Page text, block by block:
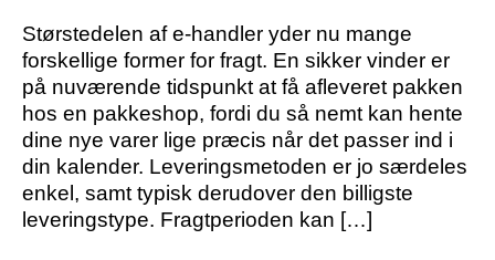
Størstedelen af e-handler yder nu mange
forskellige former for fragt. En sikker vinder er
på nuværende tidspunkt at få afleveret pakken
hos en pakkeshop, fordi du så nemt kan hente
dine nye varer lige præcis når det passer ind i
din kalender. Leveringsmetoden er jo særdeles
enkel, samt typisk derudover den billigste
leveringstype. Fragtperioden kan […]